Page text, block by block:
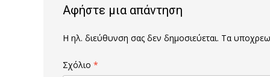
Αφήστε μια απάντηση
Η ηλ. διεύθυνση σας δεν δημοσιεύεται. Τα
Σχόλιο *